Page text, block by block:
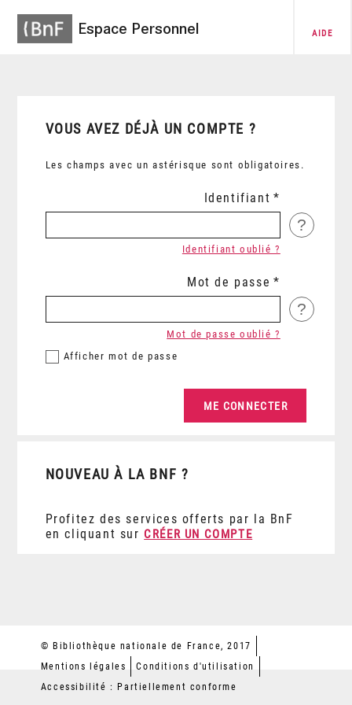
Espace Personnel AIDE
VOUS AVEZ DÉJÀ UN COMPTE ?
Les champs avec un astérisque sont obligatoires.
Identifiant
?
Identifiant oublié ?
Mot de passe
?
Afficher mot de passe
Mot de passe oublié ?
NOUVEAU À LA BNF ?
Profitez des services offerts par la BnF
en cliquant sur CRÉER UN COMPTE
© Bibliothèque nationale de France, 2017
Mentions légales
Conditions d'utilisation
Accessibilité : Partiellement conforme